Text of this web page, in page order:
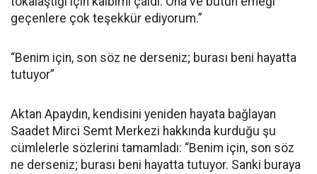
geçenlere çok teşekkür ediyorum.”
“Benim için, son söz ne derseniz; burası beni hayatta
tutuyor”
Aktan Apaydın, kendisini yeniden hayata bağlayan
Saadet Mirci Semt Merkezi hakkında kurduğu şu
cümlelerle sözlerini tamamladı: “Benim için, son söz
ne derseniz; burası beni hayatta tutuyor. Sanki buraya